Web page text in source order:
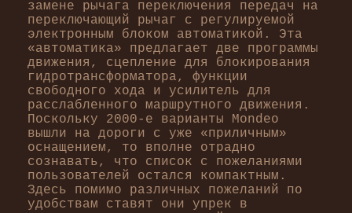
замене рычага переключения передач на
переключающий рычаг с регулируемой
электронным блоком автоматикой. Эта
«автоматика» предлагает две программы
движения, сцепление для блокирования
гидротрансформатора, функции
свободного хода и усилитель для
расслабленного маршрутного движения.
Поскольку 2000-е варианты Mondeo
вышли на дороги с уже «приличным»
оснащением, то вполне отрадно
сознавать, что список с пожеланиями
пользователей остался компактным.
Здесь помимо различных пожеланий по
удобствам ставят они упрек в